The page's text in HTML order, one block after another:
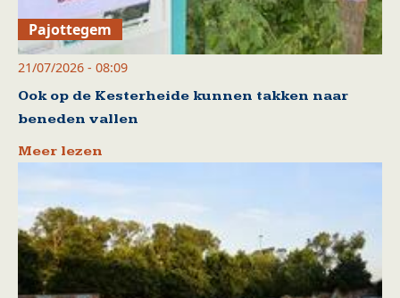
Pajottegem
21/07/2026 - 08:09
Ook op de Kesterheide kunnen takken naar
beneden vallen
Meer lezen